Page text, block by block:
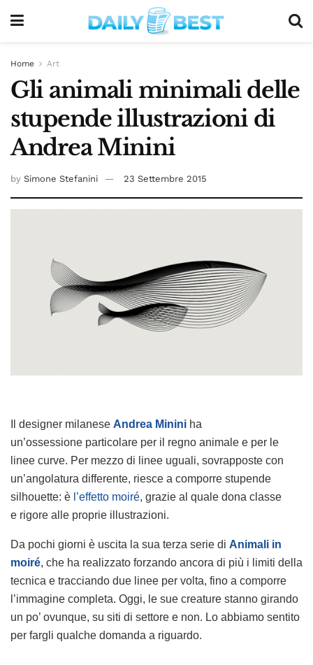
Home Art
Gli animali minimali delle
stupende illustrazioni di
Andrea Minini
by Simone Stefanini 23 Settembre 2015
Il designer milanese Andrea Minini ha
un’ossessione particolare per il regno animale e per le
linee curve. Per mezzo di linee uguali, sovrapposte con
un’angolatura differente, riesce a comporre stupende
silhouette: è l’effetto moiré, grazie al quale dona classe
e rigore alle proprie illustrazioni.
Da pochi giorni è uscita la sua terza serie di Animali in
moiré, che ha realizzato forzando ancora di più i limiti della
tecnica e tracciando due linee per volta, fino a comporre
l’immagine completa. Oggi, le sue creature stanno girando
un po’ ovunque, su siti di settore e non. Lo abbiamo sentito
per fargli qualche domanda a riguardo.